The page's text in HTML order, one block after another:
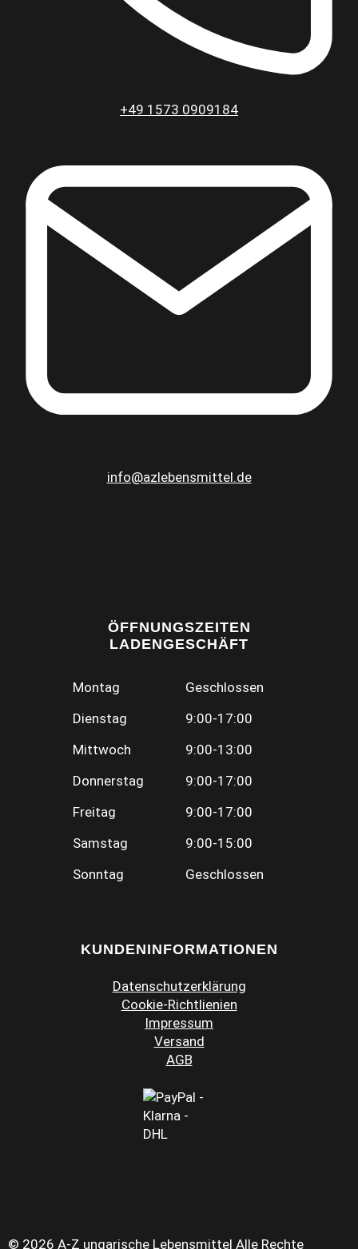
+49 1573 0909184
info@azlebensmittel.de
ÖFFNUNGSZEITEN
LADENGESCHÄFT
Montag
Geschlossen
Dienstag
9:00-17:00
Mittwoch
9:00-13:00
Donnerstag
9:00-17:00
Freitag
9:00-17:00
Samstag
9:00-15:00
Sonntag
Geschlossen
KUNDENINFORMATIONEN
Datenschutzerklärung
Cookie-Richtlienien
Impressum
Versand
AGB
© 2026 A-Z ungarische Lebensmittel Alle Rechte